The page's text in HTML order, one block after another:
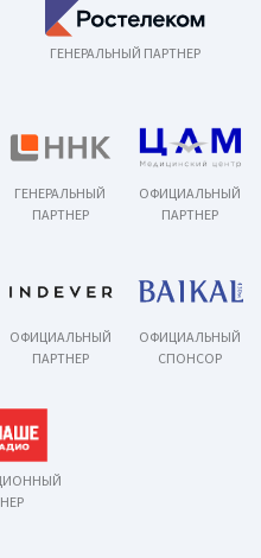
ГЕНЕРАЛЬНЫЙ ПАРТНЕР
ГЕНЕРАЛЬНЫЙ
ПАРТНЕР
ОФИЦИАЛЬНЫЙ
ПАРТНЕР
ОФИЦИАЛЬНЫЙ
ПАРТНЕР
ОФИЦИАЛЬНЫЙ
СПОНСОР